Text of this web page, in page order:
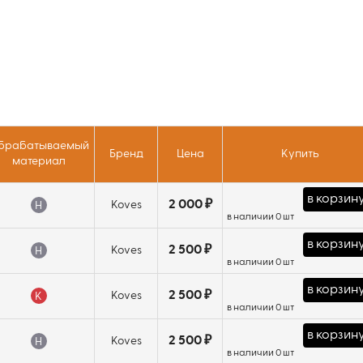
SVJC, SVQC, SVVCN и расточными
материал
Бренд Цена Купить
H Koves 2 000 ₽ в
в наличии 0 шт
H Koves 2 500 ₽ в
в наличии 0 шт
K Koves 2 500 ₽ в
в наличии 0 шт
H Koves 2 500 ₽ в
в наличии 0 шт